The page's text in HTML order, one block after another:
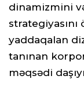
dinamizmini
yaddaqalan
tanınan
məqsədi